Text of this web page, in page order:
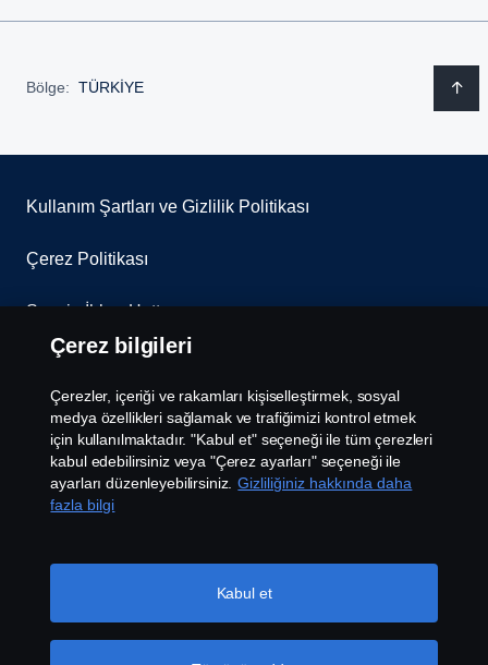
Bölge: TÜRKİYE
Kullanım Şartları ve Gizlilik Politikası
Çerez Politikası
Scania İhbar Hattı
Scania Çerez Politikası
Scania Aydınlatma Metni
Çerez Ayarları
Çerez bilgileri
Çerezler, içeriği ve rakamları kişiselleştirmek, sosyal
medya özellikleri sağlamak ve trafiğimizi kontrol etmek
için kullanılmaktadır. "Kabul et" seçeneği ile tüm çerezleri
kabul edebilirsiniz veya "Çerez ayarları" seçeneği ile
ayarları düzenleyebilirsiniz. Gizliliğiniz hakkında daha
fazla bilgi
Kabul et